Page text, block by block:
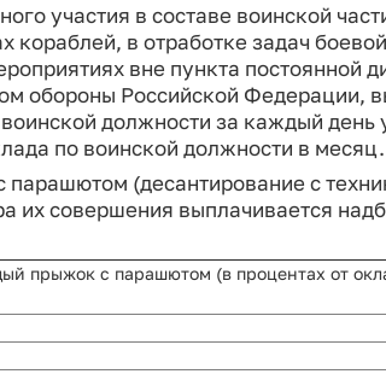
участия в составе воинской
кораблей, в отработке задач
вне пункта постоянной
обороны Российской Федерации,
должности за каждый день
по воинской должности в месяц.
(десантирование с
их совершения выплачивается
прыжок с парашютом (в процентах от